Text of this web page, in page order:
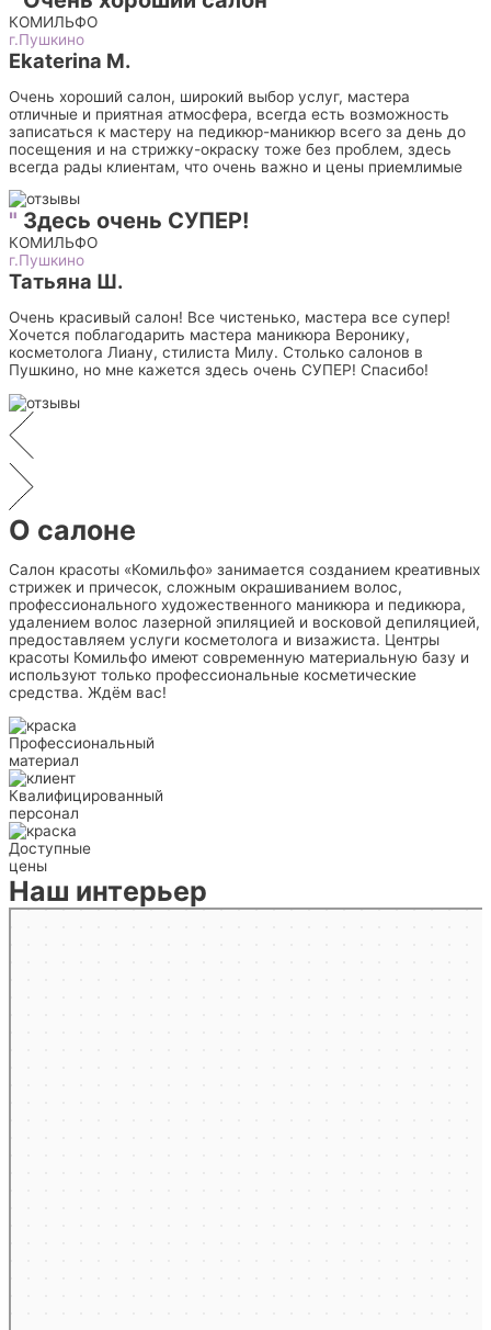
КОМИЛЬФО
г.Пушкино
Ekaterina M.
Очень хороший салон, широкий выбор услуг, мастера
отличные и приятная атмосфера, всегда есть возможность
записаться к мастеру на педикюр-маникюр всего за день до
посещения и на стрижку-окраску тоже без проблем, здесь
всегда рады клиентам, что очень важно и цены приемлимые
" Здесь очень СУПЕР!
КОМИЛЬФО
г.Пушкино
Татьяна Ш.
Очень красивый салон! Все чистенько, мастера все супер!
Хочется поблагодарить мастера маникюра Веронику,
косметолога Лиану, стилиста Милу. Столько салонов в
Пушкино, но мне кажется здесь очень СУПЕР! Спасибо!
О салоне
Салон красоты «Комильфо» занимается созданием креативных
стрижек и причесок, сложным окрашиванием волос,
профессионального художественного маникюра и педикюра,
удалением волос лазерной эпиляцией и восковой депиляцией,
предоставляем услуги косметолога и визажиста. Центры
красоты Комильфо имеют современную материальную базу и
используют только профессиональные косметические
средства. Ждём вас!
Профессиональный
материал
Квалифицированный
персонал
Доступные
цены
Наш интерьер